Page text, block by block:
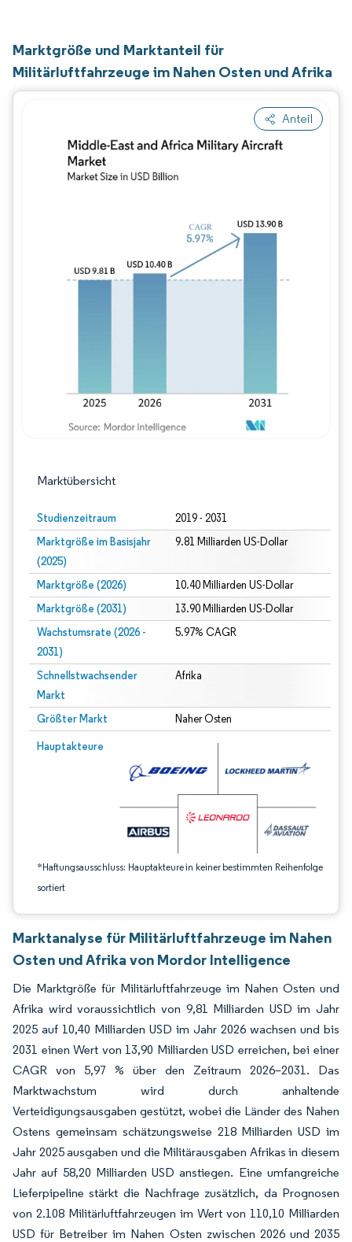
Marktgröße und Marktanteil für
Militärluftfahrzeuge im Nahen Osten und Afrika
Anteil
Marktübersicht
Studienzeitraum 2019 - 2031
Marktgröße im Basisjahr
(2025)
9.81 Milliarden US-Dollar
Marktgröße (2026) 10.40 Milliarden US-Dollar
Marktgröße (2031) 13.90 Milliarden US-Dollar
Wachstumsrate (2026 -
2031)
5.97% CAGR
Schnellstwachsender
Markt
Afrika
Größter Markt Naher Osten
Hauptakteure
*Haftungsausschluss: Hauptakteure in keiner bestimmten Reihenfolge
sortiert
Bild © Mordor Intelligence. Wiederverwendung erfordert Namensnennung
Marktanalyse für Militärluftfahrzeuge im Nahen
Osten und Afrika von Mordor Intelligence
Die Marktgröße für Militärluftfahrzeuge im Nahen Osten und
Afrika wird voraussichtlich von 9,81 Milliarden USD im Jahr
2025 auf 10,40 Milliarden USD im Jahr 2026 wachsen und bis
2031 einen Wert von 13,90 Milliarden USD erreichen, bei einer
CAGR von 5,97 % über den Zeitraum 2026–2031. Das
Marktwachstum wird durch anhaltende
Verteidigungsausgaben gestützt, wobei die Länder des Nahen
Ostens gemeinsam schätzungsweise 218 Milliarden USD im
Jahr 2025 ausgaben und die Militärausgaben Afrikas in diesem
Jahr auf 58,20 Milliarden USD anstiegen. Eine umfangreiche
Lieferpipeline stärkt die Nachfrage zusätzlich, da Prognosen
von 2.108 Militärluftfahrzeugen im Wert von 110,10 Milliarden
USD für Betreiber im Nahen Osten zwischen 2026 und 2035